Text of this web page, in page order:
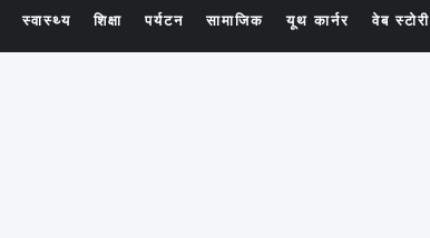
स्वास्थ्य शिक्षा पर्यटन सामाजिक यूथ कार्नर वेब स्टोरी